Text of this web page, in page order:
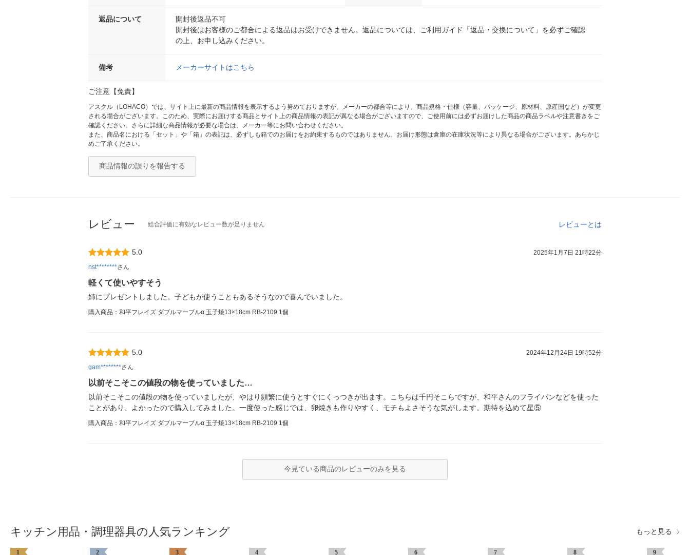
返品について
開封後返品不可
開封後はお客様のご都合による返品はお受けできません。返品については、ご利用ガイド「返品・交換について」を必ずご確認
の上、お申し込みください。
備考 メーカーサイトはこちら
ご注意【免責】
アスクル（LOHACO）では、サイト上に最新の商品情報を表示するよう努めておりますが、メーカーの都合等により、商品規格・仕様（容量、パッケージ、原材料、原産国など）が変更
される場合がございます。このため、実際にお届けする商品とサイト上の商品情報の表記が異なる場合がございますので、ご使用前には必ずお届けした商品の商品ラベルや注意書きをご
確認ください。さらに詳細な商品情報が必要な場合は、メーカー等にお問い合わせください。
また、商品名における「セット」や「箱」の表記は、必ずしも箱でのお届けをお約束するものではありません。お届け形態は倉庫の在庫状況等により異なる場合がございます。あらかじ
めご了承ください。
商品情報の誤りを報告する
レビュー 総合評価に有効なレビュー数が足りません レビューとは
5.0
2025年1月7日 21時22分
nst********さん
軽くて使いやすそう
姉にプレゼントしました。子どもが使うこともあるそうなので喜んでいました。
購入商品：和平フレイズ ダブルマーブルα 玉子焼13×18cm RB-2109 1個
5.0
2024年12月24日 19時52分
gam********さん
以前そこそこの値段の物を使っていました…
以前そこそこの値段の物を使っていましたが、やはり頻繁に使うとすぐにくっつきが出ます。こちらは千円そこらですが、和平さんのフライパンなどを使った
ことがあり、よかったので購入してみました。一度使った感じでは、卵焼きも作りやすく、モチもよさそうな気がします。期待を込めて星⑤
購入商品：和平フレイズ ダブルマーブルα 玉子焼13×18cm RB-2109 1個
今見ている商品のレビューのみを見る
キッチン用品・調理器具の人気ランキング もっと見る
1 2 3 4 5 6 7 8 9